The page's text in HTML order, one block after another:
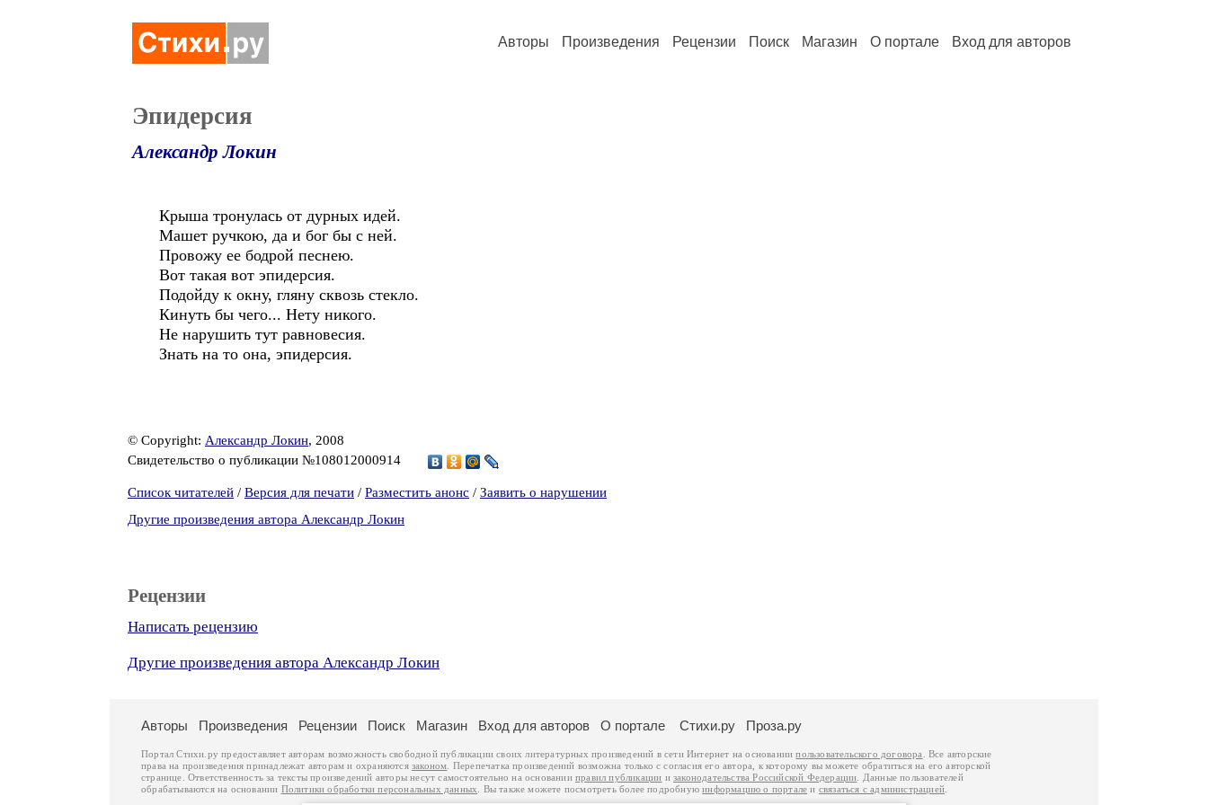
Авторы Произведения Рецензии Поиск Магазин О портале Вход для авторов
Эпидерсия
Александр Локин
Крыша тронулась от дурных идей.
Машет ручкою, да и бог бы с ней.
Провожу ее бодрой песнею.
Вот такая вот эпидерсия.
Подойду к окну, гляну сквозь стекло.
Кинуть бы чего... Нету никого.
Не нарушить тут равновесия.
Знать на то она, эпидерсия.
© Copyright: Александр Локин, 2008
Свидетельство о публикации №108012000914
Список читателей / Версия для печати / Разместить анонс / Заявить о нарушении
Другие произведения автора Александр Локин
Рецензии
Написать рецензию
Другие произведения автора Александр Локин
Авторы Произведения Рецензии Поиск Магазин Вход для авторов О портале Стихи.ру Проза.ру
Портал Стихи.ру предоставляет авторам возможность свободной публикации своих литературных произведений в сети Интернет на основаниипользовательского договора
. Все авторские
права на произведения принадлежат авторам и охраняются законом . Перепечатка произведений возможна только с согласия его автора, к которому вы можете обратиться на его авторской
странице. Ответственность за тексты произведений авторы несут самостоятельно на основанииправил публикации изаконодательства Российской Федерации . Данные пользователей
обрабатываются на основании Политики обработки персональных данных . Вы также можете посмотреть более подробнуюинформацию о портале и связаться с администрацией